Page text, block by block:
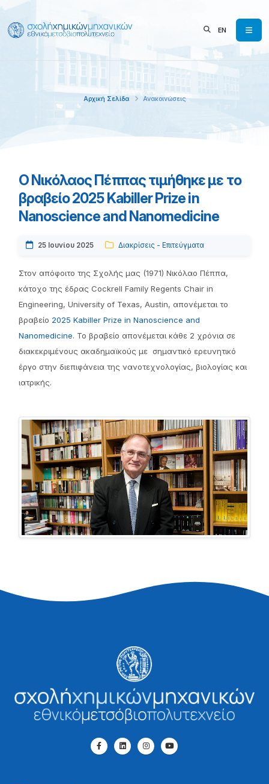
EN
Αρχική Σελίδα Ανακοινώσεις
Ο Νικόλαος Πέππας τιμήθηκε με το
βραβείο 2025 Kabiller Prize in
Nanoscience and Nanomedicine
25 Ιουνίου 2025 Διακρίσεις - Επιτεύγματα
Στoν απόφοιτο της Σχολής μας (1971) Νικόλαο Πέππα,
κάτοχο της έδρας Cockrell Family Regents Chair in
Engineering, University of Texas, Austin, απονέμεται το
βραβείο 2025 Kabiller Prize in Nanoscience and
Nanomedicine. Το βραβείο απονέμεται κάθε 2 χρόνια σε
διακεκριμένους ακαδημαϊκούς με σημαντικό ερευνητικό
έργο στην διεπιφάνεια της νανοτεχνολογίας, βιολογίας και
ιατρικής.